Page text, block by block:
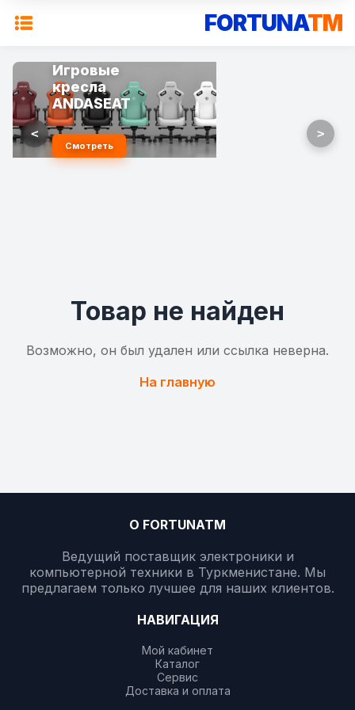
FORTUNATM
Игровые
кресла
ANDASEAT
Смотреть
< >
Товар не найден
Возможно, он был удален или ссылка неверна.
На главную
О FORTUNATM
Ведущий поставщик электроники и
компьютерной техники в Туркменистане. Мы
предлагаем только лучшее для наших клиентов.
НАВИГАЦИЯ
Мой кабинет
Каталог
Сервис
Доставка и оплата